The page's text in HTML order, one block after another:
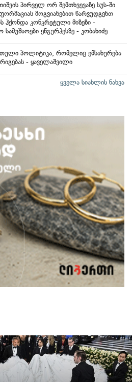
პირველ ორ შემთხვევაზე სუს-ში
მოგვიანებით წარვუდგენთ
ჰქონდა კონკრეტული მიზეზი -
ენგურჰესზე - კობახიძე
პოლიტიკა, რომელიც ემსახურება
- ყაველაშვილი
ყველა სიახლის ნახვა